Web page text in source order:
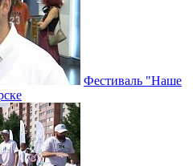
Фестиваль "Наше